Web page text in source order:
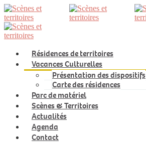
Résidences de territoires
Vacances Culturelles
Présentation des dispositifs
Carte des résidences
Parc de matériel
Scènes & Territoires
Actualités
Agenda
Contact